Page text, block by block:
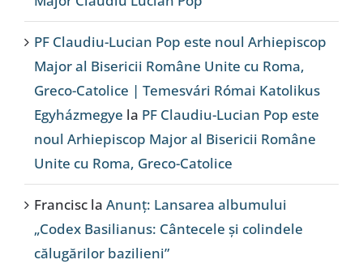
PF Claudiu-Lucian Pop este noul Arhiepiscop
Major al Bisericii Române Unite cu Roma,
Greco-Catolice | Temesvári Római Katolikus
Egyházmegye la PF Claudiu-Lucian Pop este
noul Arhiepiscop Major al Bisericii Române
Unite cu Roma, Greco-Catolice
Francisc la Anunț: Lansarea albumului
„Codex Basilianus: Cântecele și colindele
călugărilor bazilieni”